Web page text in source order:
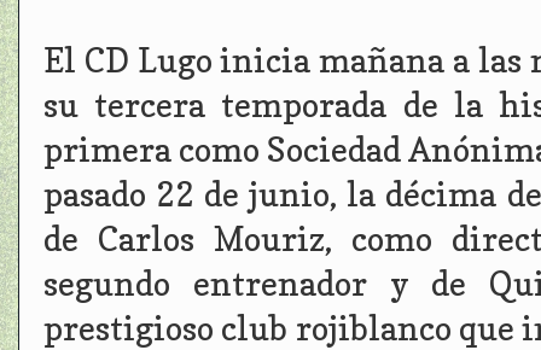
El CD Lugo inicia mañana a las
su tercera temporada de la
primera como Sociedad
pasado 22 de junio, la décima
de Carlos Mouriz, como
segundo entrenador y de
prestigioso club rojiblanco que